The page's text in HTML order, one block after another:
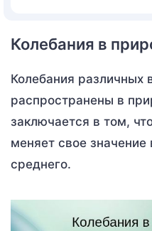
Колебания в
Колебания различных
распространены в
заключается в том,
меняет свое значение
среднего.